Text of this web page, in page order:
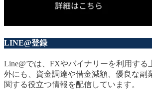
LINE@登録
Line@では、FXやバイナリーを利用する
外にも、資金調達や借金減額、優良な副
関する役立つ情報を配信しています。